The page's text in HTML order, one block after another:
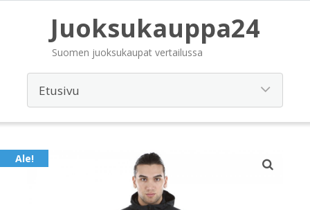
Juoksukauppa24
Suomen juoksukaupat vertailussa
Ale!